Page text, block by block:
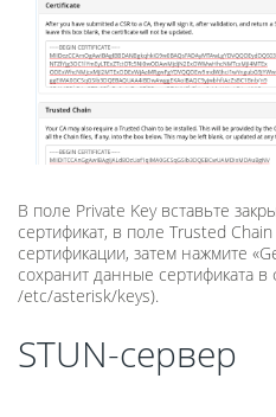
В поле Private Key вставьте
сертификат, в поле Trusted
сертификации, затем нажмите
сохранит данные сертификата
/etc/asterisk/keys).
STUN-сервер